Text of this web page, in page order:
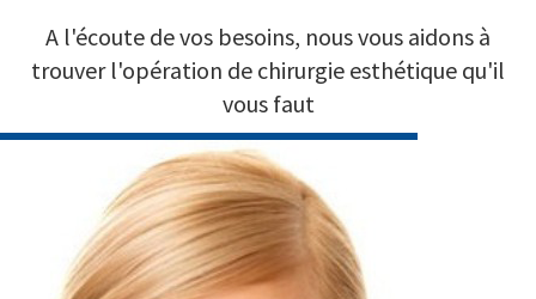
A l'écoute de vos besoins, nous vous aidons à
trouver l'opération de chirurgie esthétique qu'il
vous faut